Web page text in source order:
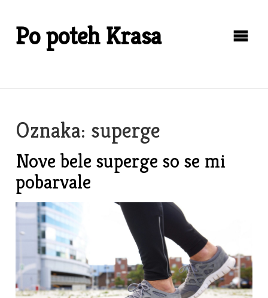
contentPo poteh Krasa
Oznaka: superge
Nove bele superge so se mi
pobarvale